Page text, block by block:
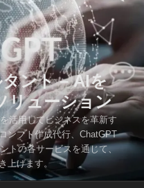
ント – AIを
リューション
活用してビジネスを革新す
ンプト作成代行、ChatGPT
トの各サービスを通じて、
上げます。